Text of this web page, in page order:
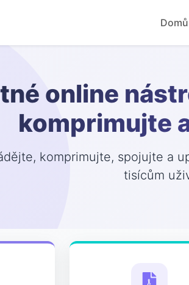
Domů
online
komprimujte
komprimujte, spojujte a
tisícům